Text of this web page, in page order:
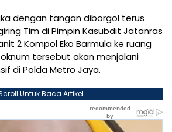
dengan tangan diborgol terus
Tim di Pimpin Kasubdit Jatanras
2 Kompol Eko Barmula ke ruang
tersebut akan menjalani
di Polda Metro Jaya.
Untuk Baca Artikel